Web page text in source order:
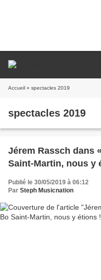
Accueil » spectacles 2019
spectacles 2019
Jérem Rassch dans
Saint-Martin, nous y
Publié le 30/05/2019 à 06:12
Par Steph Musicnation